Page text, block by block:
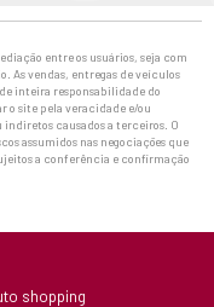
entre os usuários, seja com
As vendas, entregas de veículos
inteira responsabilidade do
o site pela veracidade e/ou
causados a terceiros. O
assumidos nas negociações que
a conferência e confirmação
shopping